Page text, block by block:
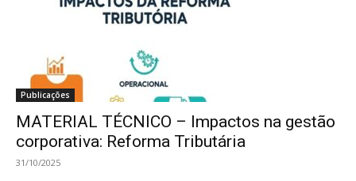
Publicações
MATERIAL TÉCNICO – Impactos na gestão
corporativa: Reforma Tributária
31/10/2025